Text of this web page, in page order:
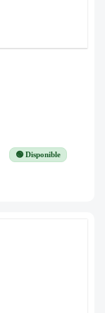
🟢 Disponible